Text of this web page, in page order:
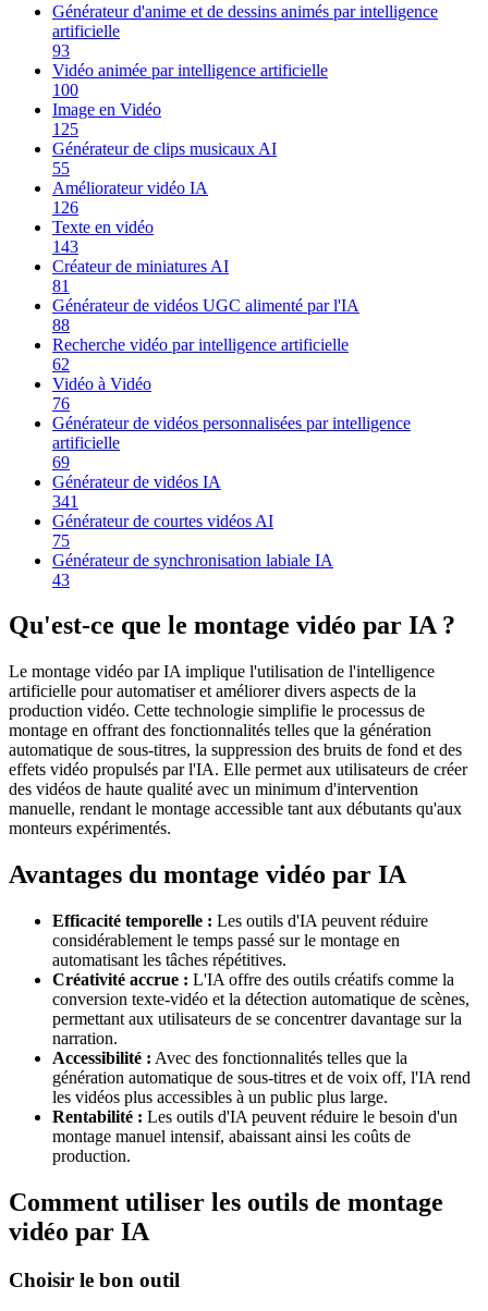
Générateur d'anime et de dessins animés par intelligence
artificielle
93
Vidéo animée par intelligence artificielle
100
Image en Vidéo
125
Générateur de clips musicaux AI
55
Améliorateur vidéo IA
126
Texte en vidéo
143
Créateur de miniatures AI
81
Générateur de vidéos UGC alimenté par l'IA
88
Recherche vidéo par intelligence artificielle
62
Vidéo à Vidéo
76
Générateur de vidéos personnalisées par intelligence
artificielle
69
Générateur de vidéos IA
341
Générateur de courtes vidéos AI
75
Générateur de synchronisation labiale IA
43
Qu'est-ce que le montage vidéo par IA ?
Le montage vidéo par IA implique l'utilisation de l'intelligence
artificielle pour automatiser et améliorer divers aspects de la
production vidéo. Cette technologie simplifie le processus de
montage en offrant des fonctionnalités telles que la génération
automatique de sous-titres, la suppression des bruits de fond et des
effets vidéo propulsés par l'IA. Elle permet aux utilisateurs de créer
des vidéos de haute qualité avec un minimum d'intervention
manuelle, rendant le montage accessible tant aux débutants qu'aux
monteurs expérimentés.
Avantages du montage vidéo par IA
Efficacité temporelle : Les outils d'IA peuvent réduire
considérablement le temps passé sur le montage en
automatisant les tâches répétitives.
Créativité accrue : L'IA offre des outils créatifs comme la
conversion texte-vidéo et la détection automatique de scènes,
permettant aux utilisateurs de se concentrer davantage sur la
narration.
Accessibilité : Avec des fonctionnalités telles que la
génération automatique de sous-titres et de voix off, l'IA rend
les vidéos plus accessibles à un public plus large.
Rentabilité : Les outils d'IA peuvent réduire le besoin d'un
montage manuel intensif, abaissant ainsi les coûts de
production.
Comment utiliser les outils de montage
vidéo par IA
Choisir le bon outil